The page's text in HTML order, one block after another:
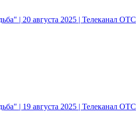
| 20 августа 2025 | Телеканал ОТС
| 19 августа 2025 | Телеканал ОТС